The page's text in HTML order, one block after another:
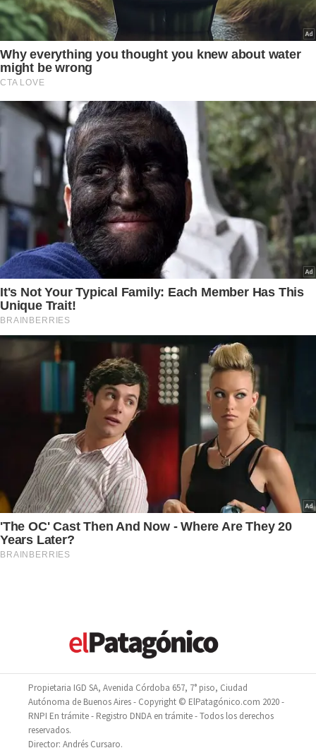
Propietaria IGD SA, Avenida Córdoba 657, 7° piso, Ciudad
Autónoma de Buenos Aires - Copyright © ElPatagónico.com 2020 -
RNPI En trámite - Registro DNDA en trámite - Todos los derechos
reservados.
Director: Andrés Cursaro.